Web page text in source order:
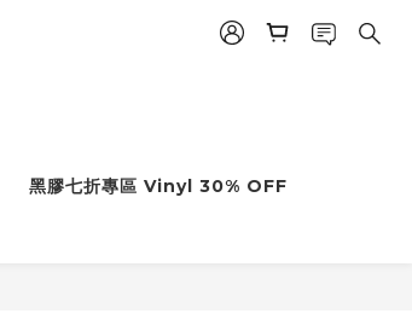
黑膠七折專區 Vinyl 30% OFF